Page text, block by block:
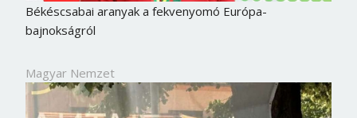
Békéscsabai aranyak a fekvenyomó Európa-
bajnokságról
Magyar Nemzet